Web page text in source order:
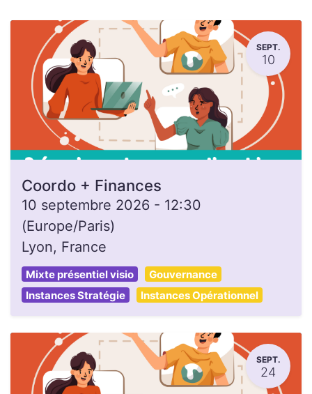
SEPT.
10
Coordo + Finances
10 septembre 2026 - 12:30
(Europe/Paris)
Lyon, France
Mixte présentiel visio
Gouvernance
Instances Stratégie
Instances Opérationnel
SEPT.
24